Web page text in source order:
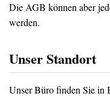
Die AGB können aber
werden.
Unser Standort
Unser Büro finden Sie in